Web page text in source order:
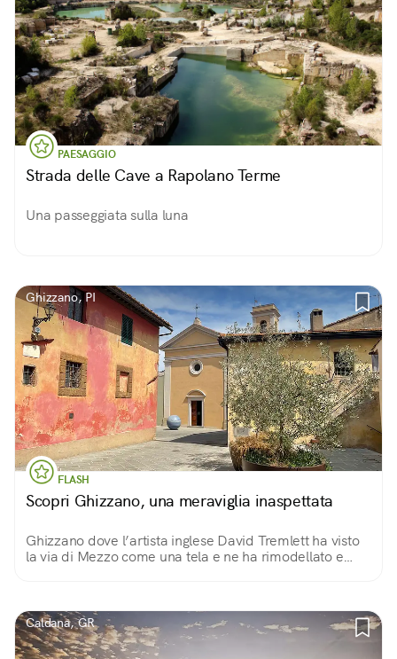
PAESAGGIO
Strada delle Cave a Rapolano Terme
Una passeggiata sulla luna
Ghizzano, PI
FLASH
Scopri Ghizzano, una meraviglia inaspettata
Ghizzano dove l’artista inglese David Tremlett ha visto
la via di Mezzo come una tela e ne ha rimodellato e
Caldana, GR